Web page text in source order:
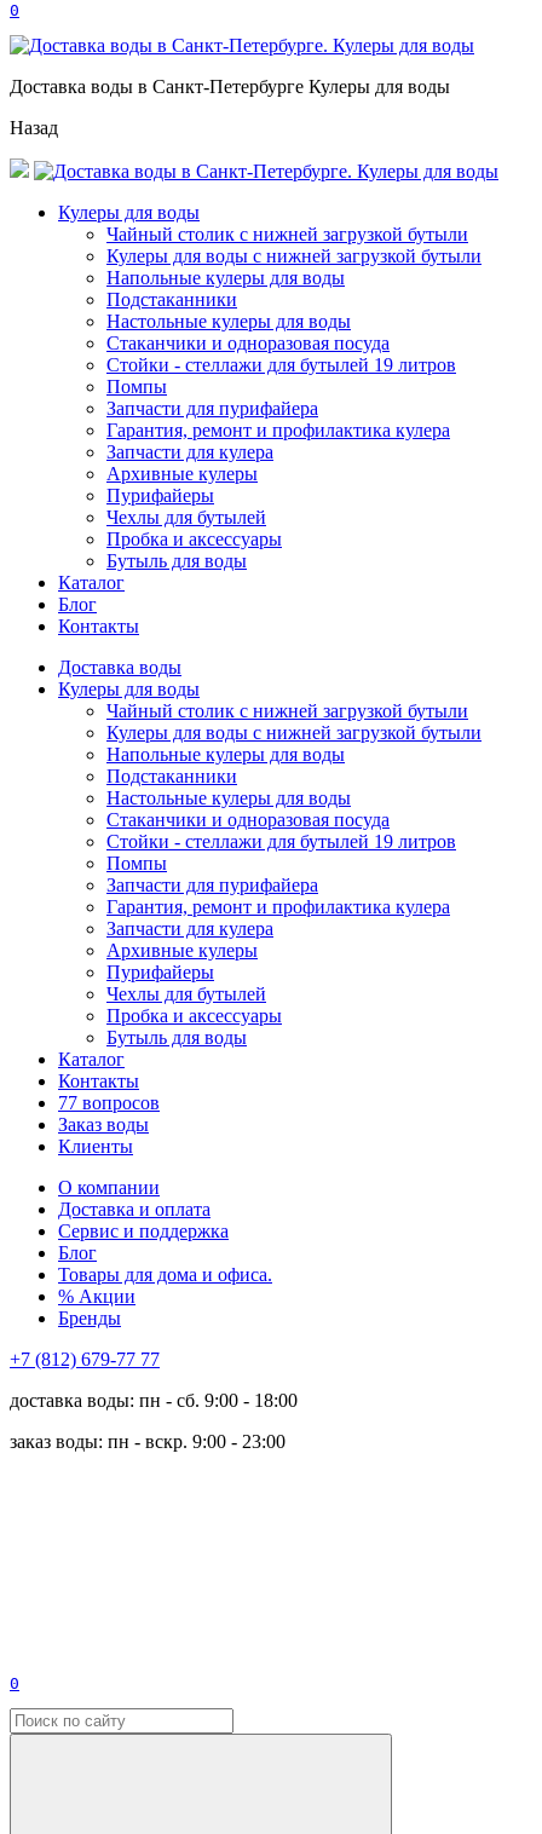
0
Доставка воды в Санкт-Петербурге Кулеры для воды
Назад
Кулеры для воды
Чайный столик с нижней загрузкой бутыли
Кулеры для воды с нижней загрузкой бутыли
Напольные кулеры для воды
Подстаканники
Настольные кулеры для воды
Стаканчики и одноразовая посуда
Стойки - стеллажи для бутылей 19 литров
Помпы
Запчасти для пурифайера
Гарантия, ремонт и профилактика кулера
Запчасти для кулера
Архивные кулеры
Пурифайеры
Чехлы для бутылей
Пробка и аксессуары
Бутыль для воды
Каталог
Блог
Контакты
Доставка воды
Кулеры для воды
Чайный столик с нижней загрузкой бутыли
Кулеры для воды с нижней загрузкой бутыли
Напольные кулеры для воды
Подстаканники
Настольные кулеры для воды
Стаканчики и одноразовая посуда
Стойки - стеллажи для бутылей 19 литров
Помпы
Запчасти для пурифайера
Гарантия, ремонт и профилактика кулера
Запчасти для кулера
Архивные кулеры
Пурифайеры
Чехлы для бутылей
Пробка и аксессуары
Бутыль для воды
Каталог
Контакты
77 вопросов
Заказ воды
Клиенты
О компании
Доставка и оплата
Сервис и поддержка
Блог
Товары для дома и офиса.
% Акции
Бренды
+7 (812) 679-77 77
доставка воды: пн - сб. 9:00 - 18:00
заказ воды: пн - вскр. 9:00 - 23:00
0